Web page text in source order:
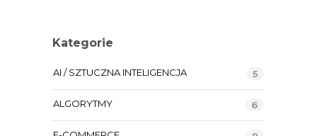
Kategorie
AI / SZTUCZNA INTELIGENCJA 5
ALGORYTMY 6